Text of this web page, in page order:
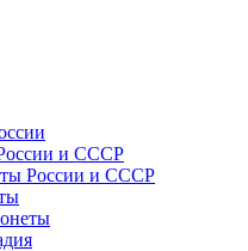
и СССР
России и СССР